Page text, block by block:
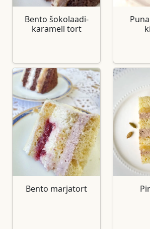
Bento šokolaadi-
karamell tort
Bento marjatort